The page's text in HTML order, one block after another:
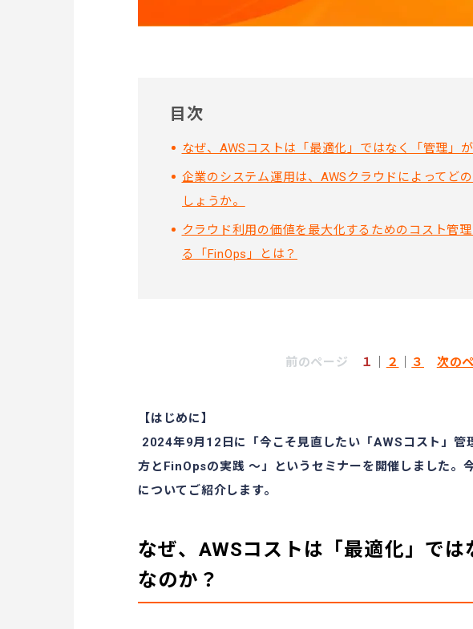
目次
なぜ、AWSコストは「最適化」ではなく「管理」
企業のシステム運用は、AWSクラウドによってど
しょうか。
クラウド利用の価値を最大化するためのコスト管
る「FinOps」とは？
前のページ １ ２ ３ 次の
【はじめに】
2024年9月12日に「今こそ見直したい「AWSコスト」管
方とFinOpsの実践 ～」というセミナーを開催しました。
についてご紹介します。
なぜ、AWSコストは「最適化」で
なのか？